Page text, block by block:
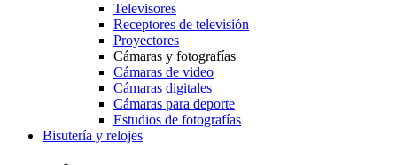
Televisores
Receptores de televisión
Proyectores
Cámaras y fotografías
Cámaras de video
Cámaras digitales
Cámaras para deporte
Estudios de fotografías
Bisutería y relojes